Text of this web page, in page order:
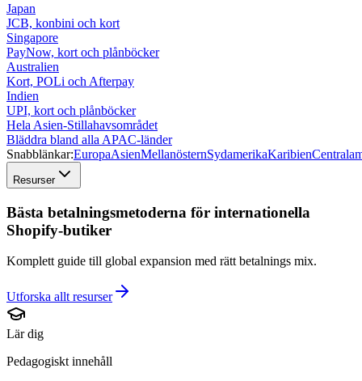
Japan
JCB, konbini och kort
Singapore
PayNow, kort och plånböcker
Australien
Kort, POLi och Afterpay
Indien
UPI, kort och plånböcker
Hela Asien-Stillahavsområdet
Bläddra bland alla APAC-länder
Snabblänkar:EuropaAsienMellanösternSydamerikaKaribien
Resurser
Bästa betalningsmetoderna för internationella
Shopify-butiker
Komplett guide till global expansion med rätt betalnings mix.
Utforska allt resurser
Lär dig
Pedagogiskt innehåll